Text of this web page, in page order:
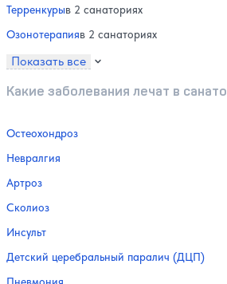
Терренкурыв 2 санаториях
Озонотерапияв 2 санаториях
Показать все
Какие заболевания лечат в
Остеохондроз
Невралгия
Артроз
Сколиоз
Инсульт
Детский церебральный паралич (ДЦП)